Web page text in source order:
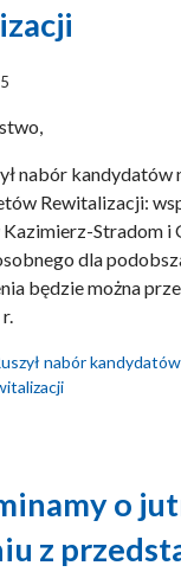
nabór kandydatów
Rewitalizacji:
Stradom i
dla
będzie można
nabór
o
z